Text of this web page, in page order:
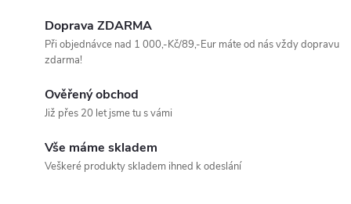
Doprava ZDARMA
Při objednávce nad 1 000,-Kč/89,-Eur máte od nás vždy dopravu
zdarma!
Ověřený obchod
Již přes 20 let jsme tu s vámi
Vše máme skladem
Veškeré produkty skladem ihned k odeslání